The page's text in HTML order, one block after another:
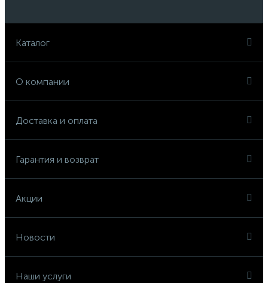
Каталог
О компании
Доставка и оплата
Гарантия и возврат
Акции
Новости
Наши услуги